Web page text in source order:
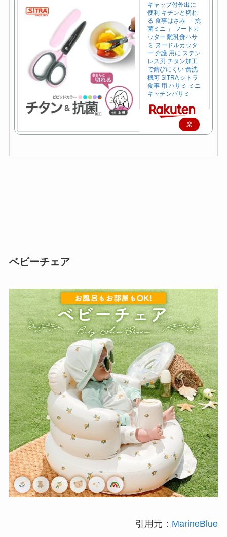
キャップ付外出に
便利 キチンと切れ
る 食事はさみ 「 抗
菌ミニ 」 フードカ
ッター 離乳食ハサ
ミ ヌードルカッタ
ー 介護 用に ステン
レス刃 チタン加工
で錆びにくい 食洗
機可 SiTRA シトラ
食事 用 ハサミ ミニ
キッチンバサミ
楽
ベビーチェア
引用元： MarineBlue